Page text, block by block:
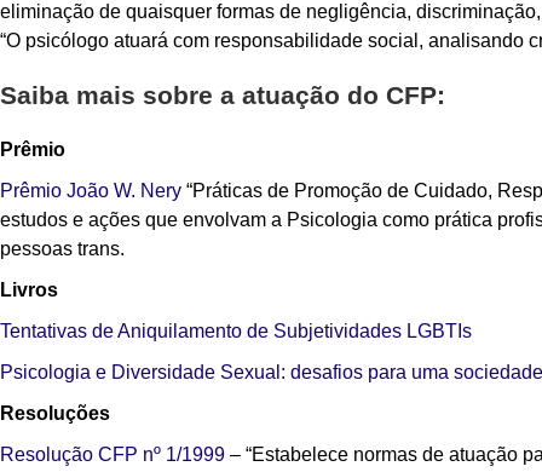
eliminação de quaisquer formas de negligência,
“O psicólogo atuará com responsabilidade social, analisando
Saiba mais sobre a atuação do CFP:
Prêmio
Prêmio João W. Nery “Práticas de Promoção de Cuidado,
estudos e ações que envolvam a Psicologia como prática
pessoas trans.
Livros
Tentativas de Aniquilamento de Subjetividades LGBTIs
Psicologia e Diversidade Sexual: desafios para uma
Resoluções
Resolução CFP nº 1/1999 – “Estabelece normas de atuação